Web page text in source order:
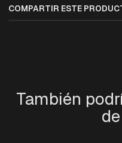
COMPARTIR ESTE
También